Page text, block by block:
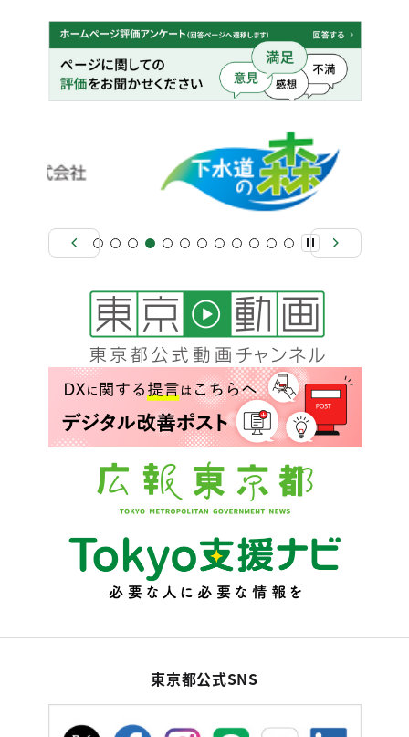
東京都公式SNS